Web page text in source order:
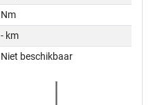
Nm
- km
Niet beschikbaar